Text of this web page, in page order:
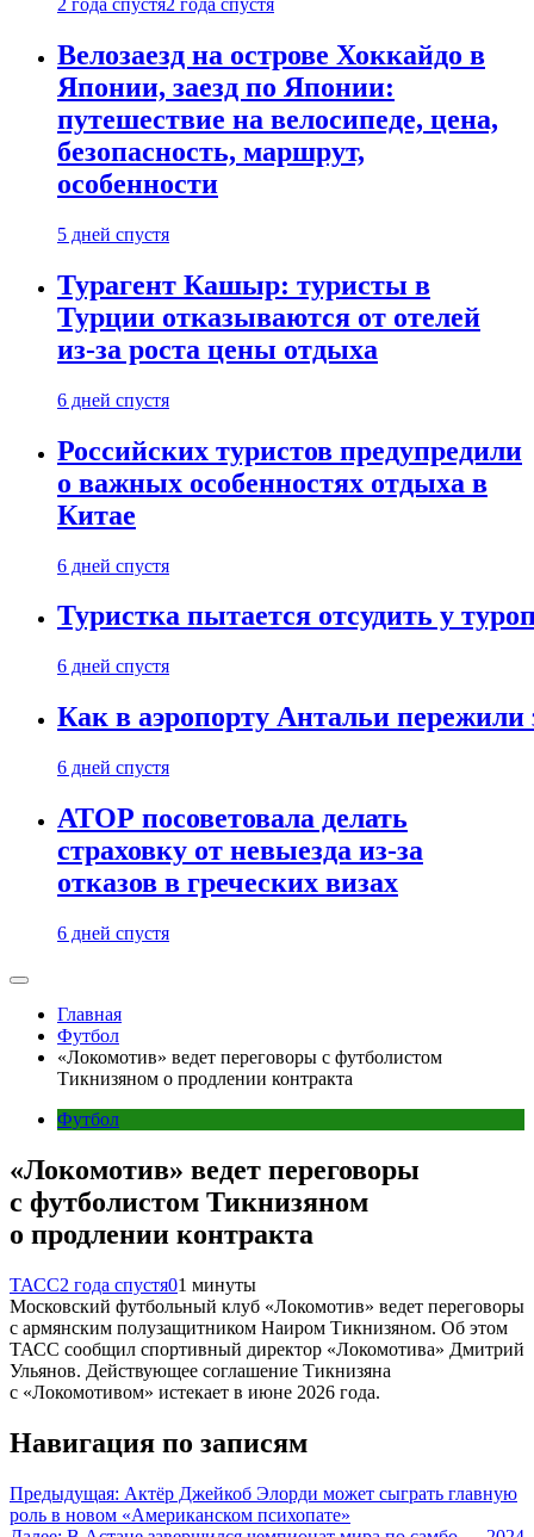
2 года спустя2 года спустя
Велозаезд на острове Хоккайдо в
Японии, заезд по Японии:
путешествие на велосипеде, цена,
безопасность, маршрут,
особенности
5 дней спустя
Турагент Кашыр: туристы в
Турции отказываются от отелей
из-за роста цены отдыха
6 дней спустя
Российских туристов предупредили
о важных особенностях отдыха в
Китае
6 дней спустя
Туристка пытается отсудить у
6 дней спустя
Как в аэропорту Антальи
6 дней спустя
АТОР посоветовала делать
страховку от невыезда из-за
отказов в греческих визах
6 дней спустя
Главная
Футбол
«Локомотив» ведет переговоры с футболистом
Тикнизяном о продлении контракта
Футбол
«Локомотив» ведет переговоры
с футболистом Тикнизяном
о продлении контракта
ТАСС2 года спустя01 минуты
Московский футбольный клуб «Локомотив» ведет переговоры
с армянским полузащитником Наиром Тикнизяном. Об этом
ТАСС сообщил спортивный директор «Локомотива» Дмитрий
Ульянов. Действующее соглашение Тикнизяна
с «Локомотивом» истекает в июне 2026 года.
Навигация по записям
Предыдущая: Актёр Джейкоб Элорди может сыграть главную
роль в новом «Американском психопате»